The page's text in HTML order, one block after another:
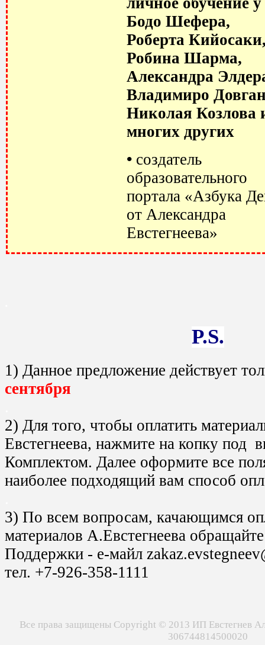
Бодо Шефера,
Роберта
Робина Шарма,
Александра
Владимиро
Николая Козлова
многих других
• создатель
образовательного
портала «Азбука
от Александра
Евстегнеева»
P.S.
1) Данное предложение действует
сентября
2) Для того, чтобы оплатить
Евстегнеева, нажмите на копку под
Комплектом. Далее оформите все
наиболее подходящий вам способ
3) По всем вопросам, качающимся
материалов А.Евстегнеева
Поддержки - е-майл
тел. +7-926-358-1111
Все права защищены Copyright © 2013 ИП Евстегнев
306744814500020